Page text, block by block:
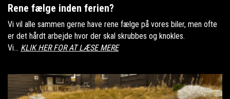
Rene fælge inden ferien?
Vi vil alle sammen gerne have rene fælge på vores biler, men ofte
er det hårdt arbejde hvor der skal skrubbes og knokles.
Vi... KLIK HER FOR AT LÆSE MERE